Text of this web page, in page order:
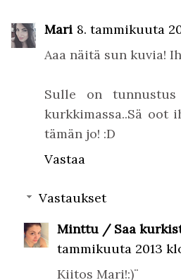
Mari 8. tammikuuta
Aaa näitä sun kuvia!
Sulle on
kurkkimassa..Sä oot
tämän jo! :D
Vastaa
Vastaukset
Minttu / Saa
tammikuuta 2013
Kiitos Mari!:)¨